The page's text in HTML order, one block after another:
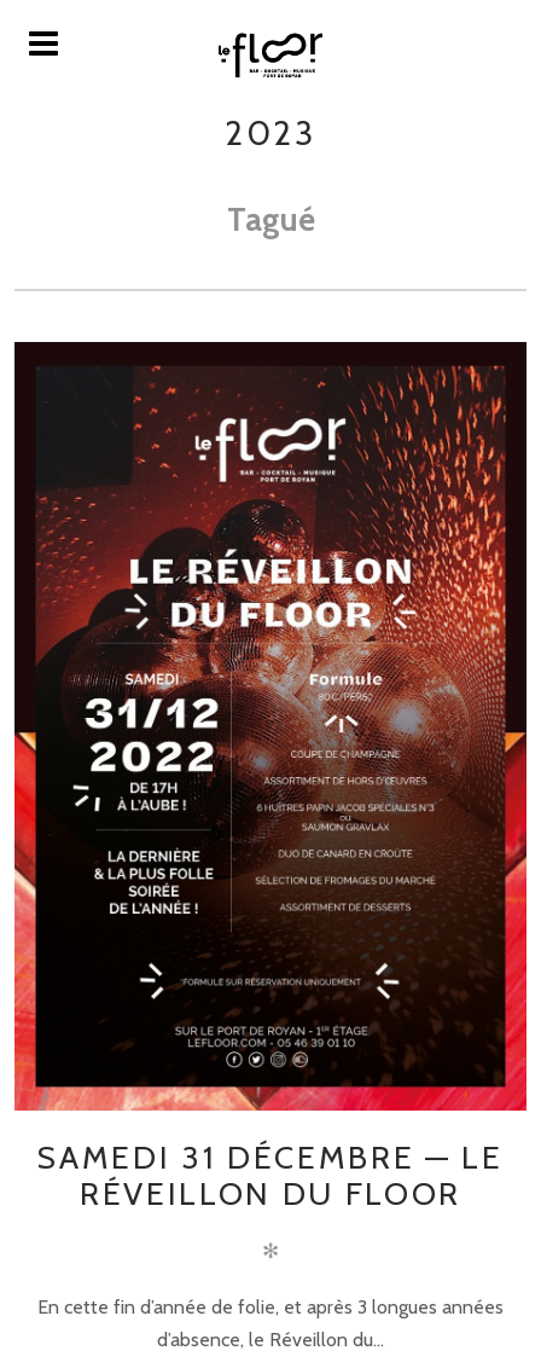
2023
Tagué
SAMEDI 31 DÉCEMBRE — LE
RÉVEILLON DU FLOOR
✻
En cette fin d’année de folie, et après 3 longues années
d’absence, le Réveillon du...